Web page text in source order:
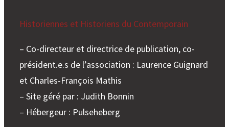
Historiennes et Historiens du Contemporain
– Co-directeur et directrice de publication, co-
président.e.s de l’association : Laurence Guignard
et Charles-François Mathis
– Site géré par : Judith Bonnin
– Hébergeur : Pulseheberg